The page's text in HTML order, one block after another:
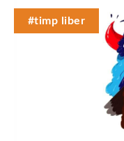
#timp liber